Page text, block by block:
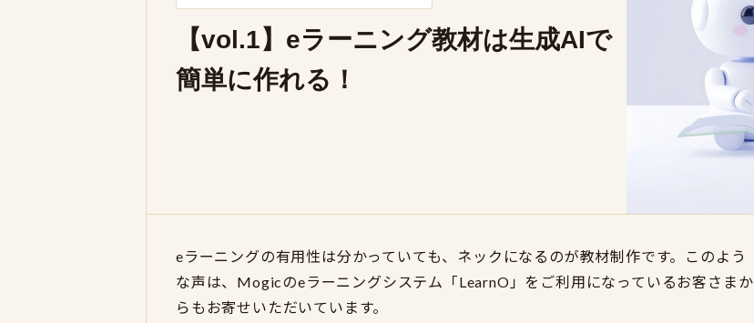
【vol.1】eラーニング教材は生成AIで
簡単に作れる！
eラーニングの有用性は分かっていても、ネックになるのが教材制作です。このよう
な声は、Mogicのeラーニングシステム「LearnO」をご利用になっているお客さまか
らもお寄せいただいています。